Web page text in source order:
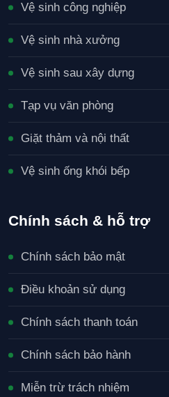
Vệ sinh công nghiệp
Vệ sinh nhà xưởng
Vệ sinh sau xây dựng
Tạp vụ văn phòng
Giặt thảm và nội thất
Vệ sinh ống khói bếp
Chính sách & hỗ trợ
Chính sách bảo mật
Điều khoản sử dụng
Chính sách thanh toán
Chính sách bảo hành
Miễn trừ trách nhiệm